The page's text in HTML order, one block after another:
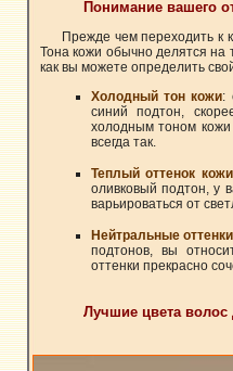
Понимание вашего
Прежде чем переходить к
Тона кожи обычно делятся на
как вы можете определить
Холодный тон кожи:
синий подтон,
холодным тоном
всегда так.
Теплый оттенок кожи
оливковый подтон, у
варьироваться от
Нейтральные
подтонов, вы
оттенки прекрасно
Лучшие цвета волос